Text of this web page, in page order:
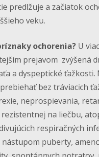
predlžuje a začiatok
veku.
ochorenia? U
prejavom zvýšená
a dyspeptické ťažkosti.
bez tráviacich
neprospievania,
na liečbu,
respiračných
puberty,